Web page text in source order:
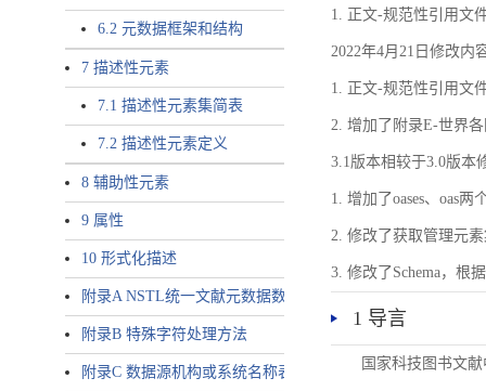
6.2 元数据框架和结构
7 描述性元素
7.1 描述性元素集简表
7.2 描述性元素定义
8 辅助性元素
9 属性
10 形式化描述
附录A NSTL统一文献元数据数据唯一标识符规则
附录B 特殊字符处理方法
附录C 数据源机构或系统名称表
1. 正文-规范性引用文
2022年4月21日修改内
1. 正文-规范性引用文
2. 增加了附录E-世界
3.1版本相较于3.0版本
1. 增加了oases、oas
2. 修改了获取管理元
3. 修改了Schema，根
1 导言
国家科技图书文